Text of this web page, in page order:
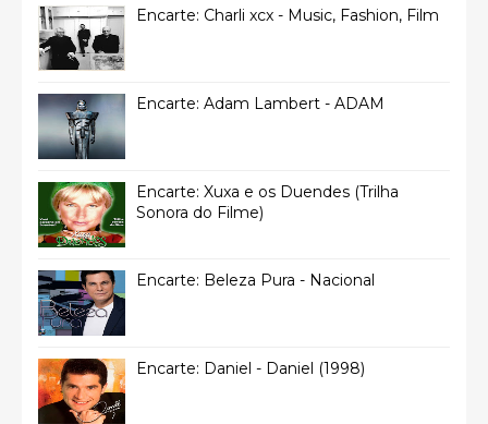
Encarte: Charli xcx - Music, Fashion, Film
Encarte: Adam Lambert - ADAM
Encarte: Xuxa e os Duendes (Trilha
Sonora do Filme)
Encarte: Beleza Pura - Nacional
Encarte: Daniel - Daniel (1998)